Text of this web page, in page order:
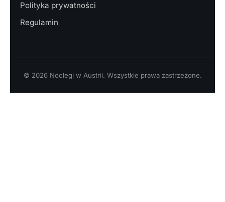
Polityka prywatności
Regulamin
© 2026 Noclegi w Austrii. Wszystkie prawa zastrzeżone.